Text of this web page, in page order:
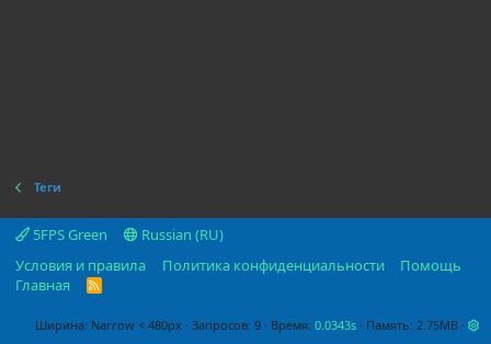
Теги
5FPS Green
Russian (RU)
Условия и правила
Политика конфиденциальности
Помощь
Главная
R
Ширина Запросов 9 Время 0.0343s Память 2.75MB